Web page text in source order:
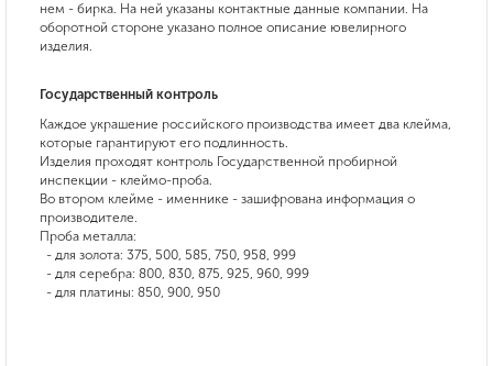
нем - бирка. На ней указаны контактные данные компании. На
оборотной стороне указано полное описание ювелирного
изделия.
Государственный контроль
Каждое украшение российского производства имеет два клейма,
которые гарантируют его подлинность.
Изделия проходят контроль Государственной пробирной
инспекции - клеймо-проба.
Во втором клейме - именнике - зашифрована информация о
производителе.
Проба металла:
- для золота: 375, 500, 585, 750, 958, 999
- для серебра: 800, 830, 875, 925, 960, 999
- для платины: 850, 900, 950